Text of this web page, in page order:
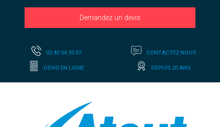
Demandez un devis
02 40 54 33 07 CONTACTEZ-NOUS
DEVIS EN LIGNE DEPUIS 20 ANS